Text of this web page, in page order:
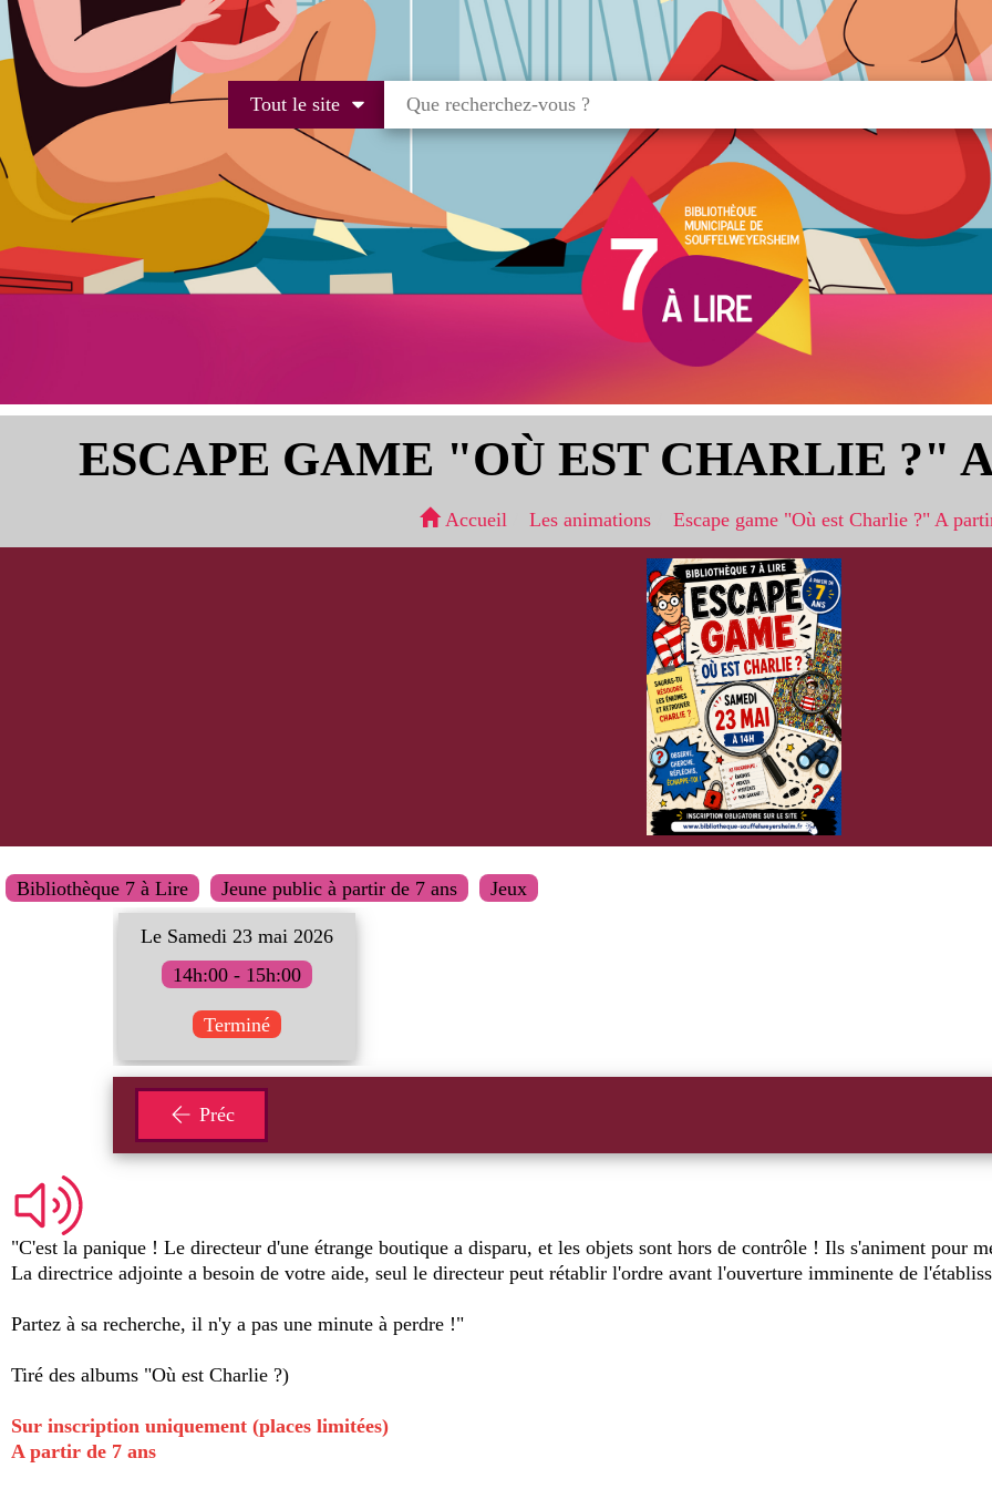
Tout le site
ESCAPE GAME "OÙ EST CHARLIE ?"
Accueil Les animations Escape game "Où est Charlie ?" A
Bibliothèque 7 à Lire Jeune public à partir de 7 ans Jeux
Le Samedi 23 mai 2026
14h:00 - 15h:00
Terminé
Préc
"C'est la panique ! Le directeur d'une étrange boutique a disparu, et les objets sont hors de contrôle ! Ils s'animent pour
La directrice adjointe a besoin de votre aide, seul le directeur peut rétablir l'ordre avant l'ouverture imminente de
Partez à sa recherche, il n'y a pas une minute à perdre !"
Tiré des albums "Où est Charlie ?)
Sur inscription uniquement (places limitées)
A partir de 7 ans